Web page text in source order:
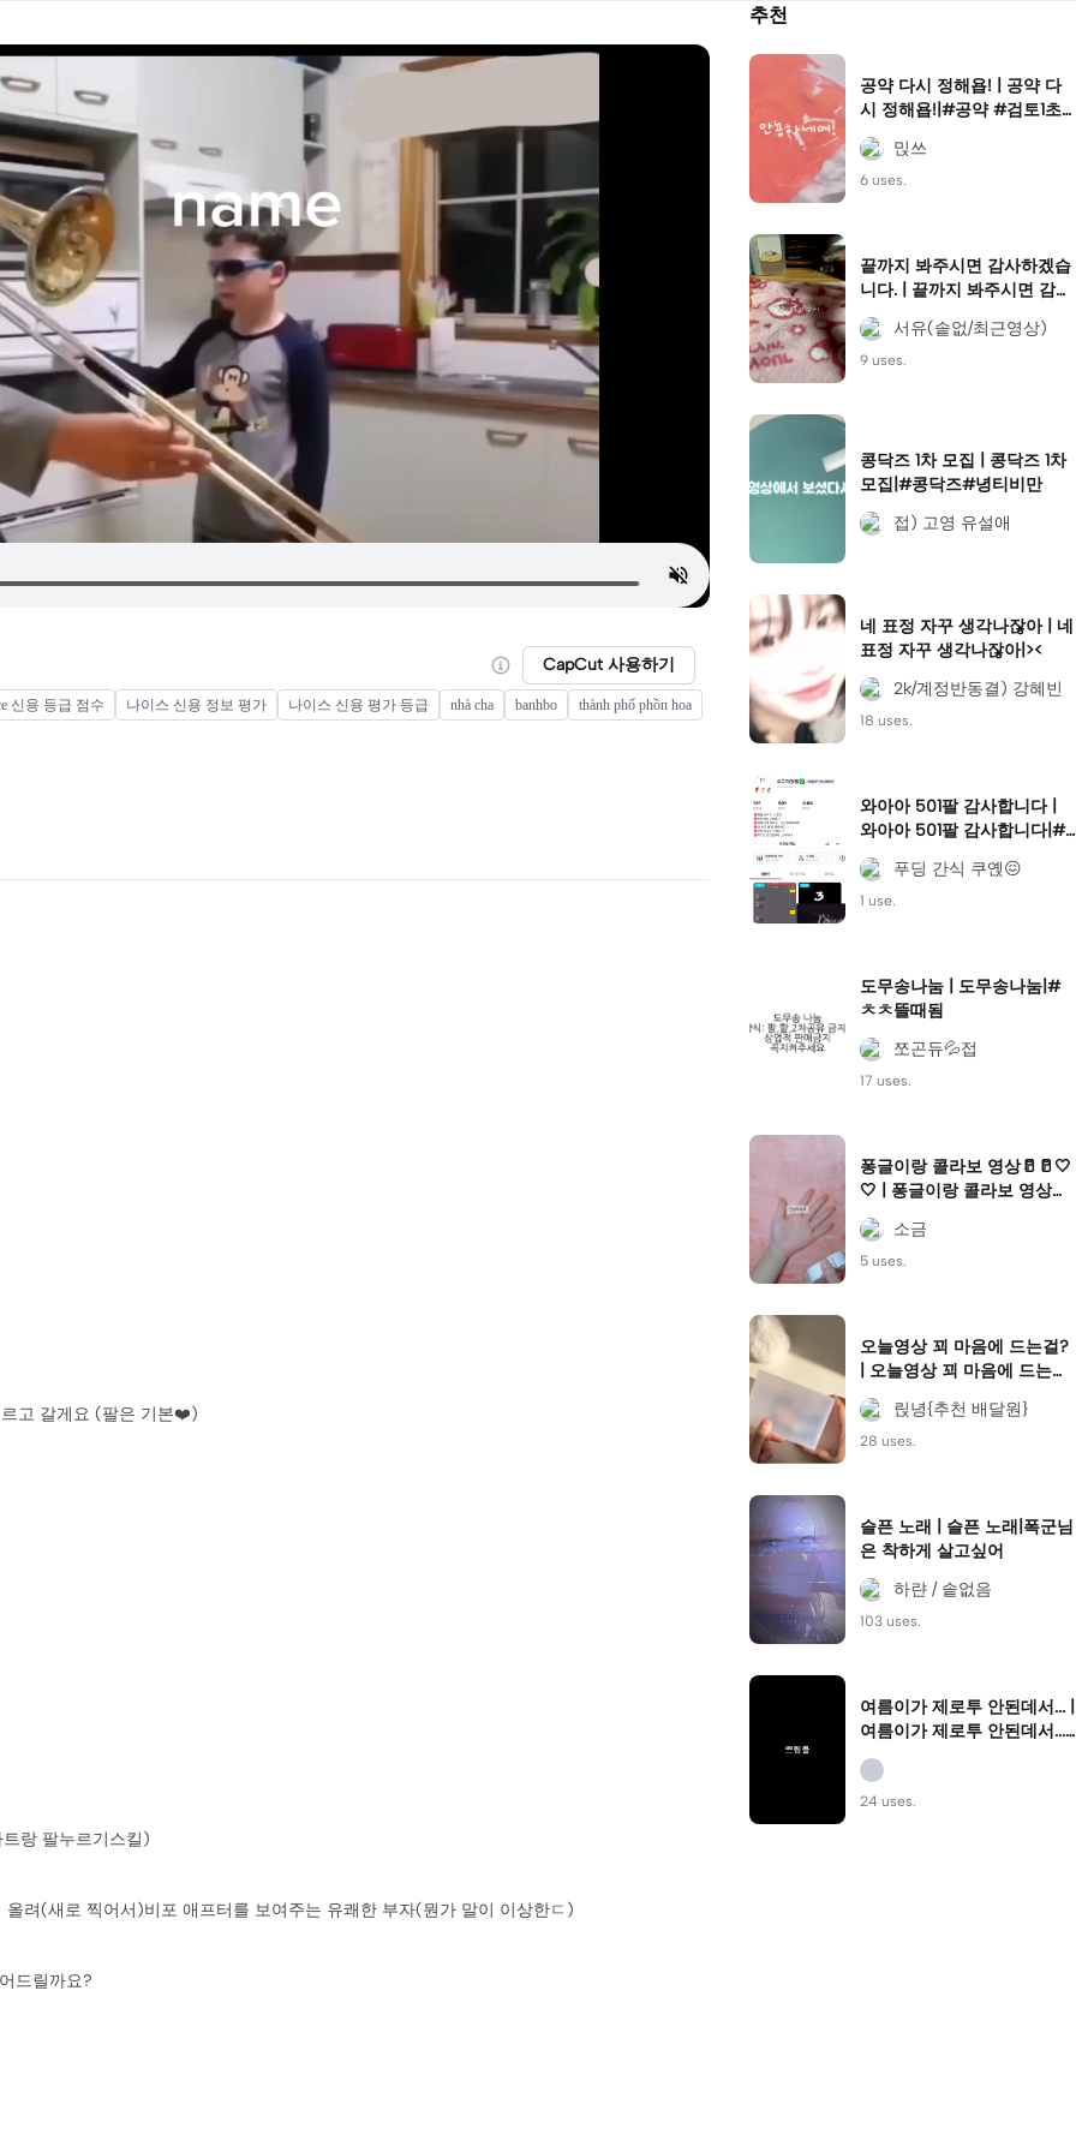
CapCut 사용하기
신용 등급 점수 나이스 신용 정보 평가 나이스 신용 평가 등급 nhà cha banhbo thành phố phồn hoa
고 갈게요 (팔은 기본❤️)
랑 팔누르기스킬)
려(새로 찍어서)비포 애프터를 보여주는 유쾌한 부자(뭔가 말이 이상한ㄷ)
드릴까요?
추천
공약 다시 정해욥! | 공약 다
시 정해욥!|#공약 #검토1초#
ㅈ두천가야지
믽쓰
6 uses.
끝까지 봐주시면 감사하겠습
니다. | 끝까지 봐주시면 감사
하겠습니다.|장난으로 생각하
지 말아주세요. 진심입니다..
서유(솥없/최근영상)
9 uses.
콩닥즈 1차 모집 | 콩닥즈 1차
모집|#콩닥즈#녕티비만
접) 고영 유설애
네 표정 자꾸 생각나잖아 | 네
표정 자꾸 생각나잖아|><
2k/계정반동결) 강혜빈
18 uses.
와아아 501팔 감사합니다 |
와아아 501팔 감사합니다|#
고댓봐주세요
푸딩 간식 쿠옍😖
1 use.
도무송나눔 | 도무송나눔|#
ㅊㅊ뜰때됨
쪼곤듀💦접
17 uses.
퐁글이랑 콜라보 영상🥛🥛🤍
🤍 | 퐁글이랑 콜라보 영상🥛
🥛🤍🤍|퐁그라,, 영상 넘후 짧
아서 미아내…,,, | #아이브#
포카포장#장원영#콜라보#
소금
5 uses.
오늘영상 꾀 마음에 드는걸?
| 오늘영상 꾀 마음에 드는
걸?|#무보정 #무채색 너무
조아 #포카포장 자영광
릱녕{추천 배달원}
28 uses.
슬픈 노래 | 슬픈 노래|폭군님
은 착하게 살고싶어
하랸 / 솥없음
103 uses.
여름이가 제로투 안된데서... |
여름이가 제로투 안된데서...|
#200공약#200#닉변해써
여 #추천_#쁘첼만_쓸수있는
#♥
24 uses.